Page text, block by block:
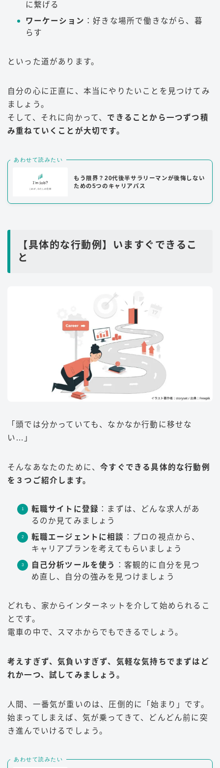
に繋げる
ワーケーション ：好きな場所で働きながら、暮
らす
といった道があります。
自分の心に正直に、本当にやりたいことを見つけてみ
ましょう。
そして、それに向かって、 できることから一つずつ積
み重ねていくことが大切です。
あわせて読みたい
もう限界？20代後半サラリーマンが後悔しない
ための5つのキャリアパス
【具体的な行動例】いますぐできるこ
と
「頭では分かっていても、なかなか行動に移せな
い…」
そんなあなたのために、今すぐできる具体的な行動例
を３つご紹介します。
転職サイトに登録 ：まずは、どんな求人があ
るのか見てみましょう
転職エージェントに相談 ：プロの視点から、
キャリアプランを考えてもらいましょう
自己分析ツールを使う
：客観的に自分を見つ
め直し、自分の強みを見つけましょう
どれも、家からインターネットを介して始められるこ
とです。
電車の中で、スマホからでもできるでしょう。
考えすぎず、気負いすぎず、気軽な気持ちでまずはど
れか一つ、試してみましょう。
人間、一番気が重いのは、圧倒的に「始まり」です。
始まってしまえば、気が乗ってきて、どんどん前に突
き進んでいけるでしょう。
あわせて読みたい